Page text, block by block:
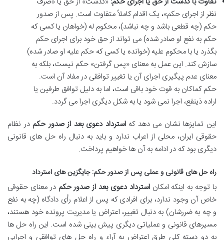
نظر از اجرای حکم»، یک اقدام کاملاً متفاوت است. پس از صدور
حکم (چه قطعی باشد و چه نباشد)، محکوم له (خواهان یا کسی که
حکم به نفع او صادر شده) می تواند از حق خود برای اجرای حکم
بگذرد یا با محکوم علیه (خوانده یا کسی که حکم علیه او صادر شده)
سازش کند. این عمل به معنای «پس گرفتن» حکم نیست، بلکه به
معنای عدم پیگیری اجرای آن یا تغییر توافقی در مفاد آن است.
حکم کماکان به قوت خود باقی است، اما به دلیل توافق طرفین یا
اراده ذینفع، اجرا نمی شود یا به شکل دیگری اجرا می گردد.
این تمایزها نشان می دهد کهاسترداد دعوی بعد از صدور حکم در نظام
حقوقی ایران، محلی از اعراب ندارد و باید به دنبال راه حل های قانونی
دیگری بود که در ادامه به آن ها خواهیم پرداخت.
راه حل های قانونی و عملی پس از صدور حکم: جایگزین های استرداد
با توجه به اینکه امکاناسترداد دعوی بعد از صدور حکم در معنای حقوقی
خاص آن وجود ندارد، برای افرادی که پس از اعلام رأی دادگاه (چه به نفع
و چه به ضررشان) به دنبال تغییر، اعتراض یا مدیریت پرونده خود هستند،
مسیرهای قانونی و عملیاتی دیگری پیش بینی شده است. این راه حل ها
به دو دسته کلی طرق اعتراض به آراء و راه حل های توافقی و اجرایی